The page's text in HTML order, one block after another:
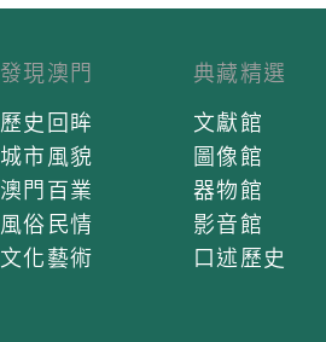
發現澳門
歷史回眸
城市風貌
澳門百業
風俗民情
文化藝術
典藏精選
文獻館
圖像館
器物館
影音館
口述歷史